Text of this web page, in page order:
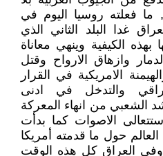
فعلته روسيا اليوم في
غدا البلد الثاني الذي
الكيفية وينهي معاناة
وازهاق الارواح وقتل
الامريكية في القرار
والتدخل في ادنى
الشعبي من انهاء المعركة
الاصوات كما بدأت
حول ما قدمته أمريكا
العراق كل هذه الوقت